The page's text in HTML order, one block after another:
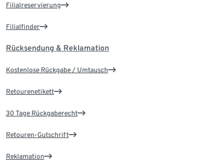
Filialreservierung
Filialfinder
Rücksendung & Reklamation
Kostenlose Rückgabe / Umtausch
Retourenetikett
30 Tage Rückgaberecht
Retouren-Gutschrift
Reklamation